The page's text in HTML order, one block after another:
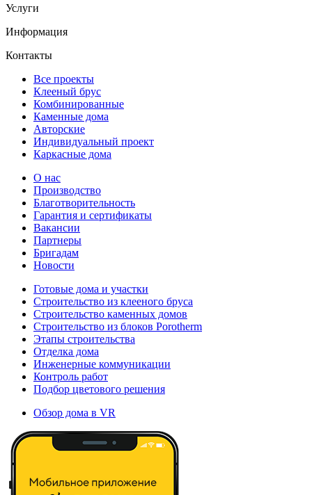
Услуги
Информация
Контакты
Все проекты
Клееный брус
Комбинированные
Каменные дома
Авторские
Индивидуальный проект
Каркасные дома
О нас
Производство
Благотворительность
Гарантия и сертификаты
Вакансии
Партнеры
Бригадам
Новости
Готовые дома и участки
Строительство из клееного бруса
Строительство каменных домов
Строительство из блоков Porotherm
Этапы строительства
Отделка дома
Инженерные коммуникации
Контроль работ
Подбор цветового решения
Обзор дома в VR